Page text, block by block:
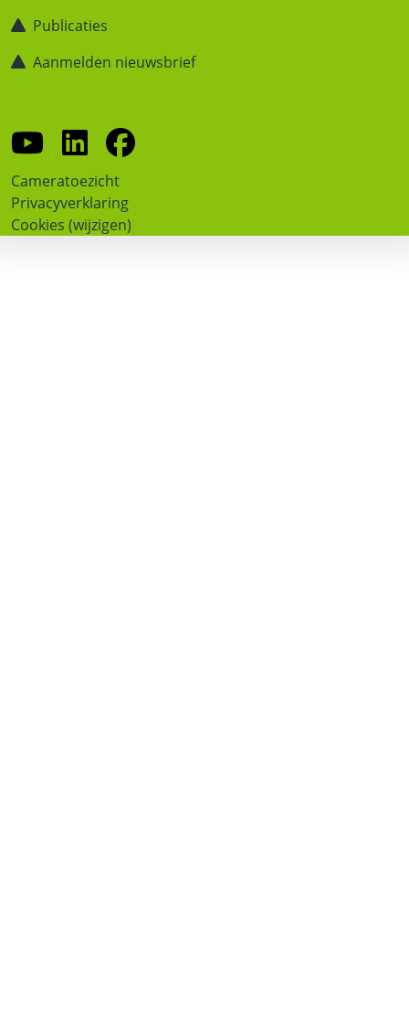
Publicaties
Aanmelden nieuwsbrief
Cameratoezicht
Privacyverklaring
Cookies (wijzigen)